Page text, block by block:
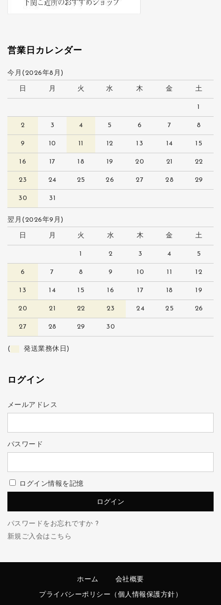
営業日カレンダー
今月(2026年8月)
日 月 火 水 木 金 土
1
2 3 4 5 6 7 8
9 10 11 12 13 14 15
16 17 18 19 20 21 22
23 24 25 26 27 28 29
30 31
翌月(2026年9月)
日 月 火 水 木 金 土
1 2 3 4 5
6 7 8 9 10 11 12
13 14 15 16 17 18 19
20 21 22 23 24 25 26
27 28 29 30
( 発送業務休日)
ログイン
メールアドレス
パスワード
ログイン情報を記憶
パスワードをお忘れですか ?
新規ご入会はこちら
ホーム 会社概要
プライバシーポリシー（個人情報保護方針）